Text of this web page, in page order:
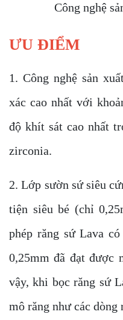
Công nghệ
ƯU ĐIỂM
1. Công nghệ sản
xác cao nhất với
độ khít sát cao nhất
zirconia.
2. Lớp sườn sứ siêu
tiện siêu bé (chỉ
phép răng sứ Lava
0,25mm đã đạt được
vậy, khi bọc răng sứ
mô răng như các dòng